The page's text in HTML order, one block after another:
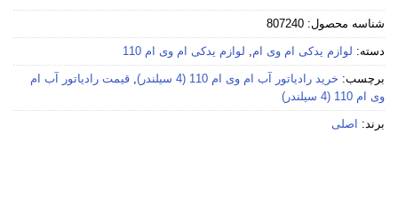
شناسه محصول: 807240
دسته: لوازم یدکی ام وی ام, لوازم یدکی ام وی ام 110
برچسب: خرید رادیاتور آب ام وی ام 110 (4 سیلندر) , قیمت رادیاتور آب ام
وی ام 110 (4 سیلندر)
برند: اصلی